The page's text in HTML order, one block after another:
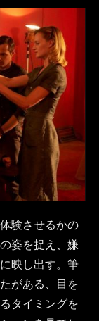
験させるかの
姿を捉え、嫌
映し出す。筆
がある、目を
タイミングを